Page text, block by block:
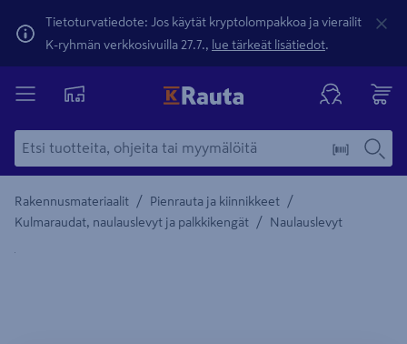
Tietoturvatiedote: Jos käytät kryptolompakkoa ja vierailit
K-ryhmän verkkosivuilla 27.7., lue tärkeät lisätiedot.
Rakennusmateriaalit / Pienrauta ja kiinnikkeet /
Kulmaraudat, naulauslevyt ja palkkikengät / Naulauslevyt
Yksityiskohtainen kuvaus löytyy Tuotteen kuvaus -